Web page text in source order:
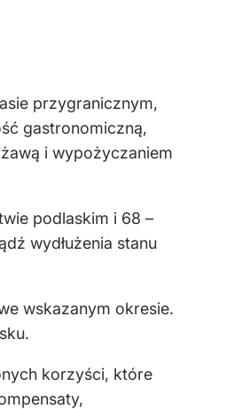
przygranicznym,
gastronomiczną,
i wypożyczaniem
podlaskim i 68 –
wydłużenia stanu
wskazanym okresie.
korzyści, które